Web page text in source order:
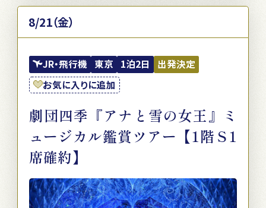
8/21（金）
JR・飛行機 東京 1泊2日
出発決定
お気に入りに追加
劇団四季『アナと雪の女王』ミ
ュージカル鑑賞ツアー【1階Ｓ1
席確約】